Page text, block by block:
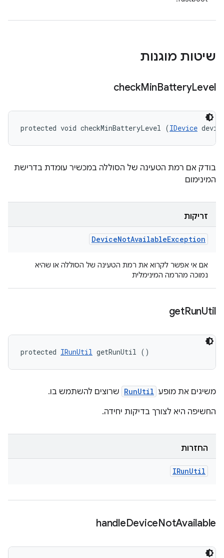
שיטות מוגנות
checkMinBatteryLevel
protected void checkMinBatteryLevel (IDevice
בודק אם רמת הטעינה של הסוללה במכשיר עומדת בדרישת
המינימום
זריקות
DeviceNotAvailableException
אם אי אפשר לקרוא את רמת הטעינה של הסוללה או שהיא
נמוכה מהרמה המינימלית
getRunUtil
protected IRunUtil getRunUtil ()
משיגים את מופע RunUtil שרוצים להשתמש בו.
החשיפה היא לצורך בדיקות יחידה.
החזרות
IRunUtil
handleDeviceNotAvailable